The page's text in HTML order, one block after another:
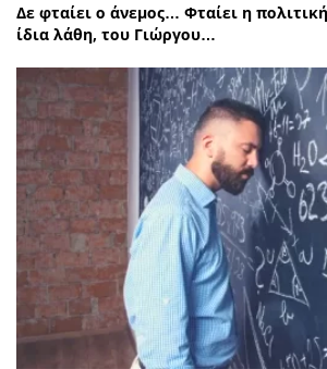
Δε φταίει ο άνεμος… Φταίει η
ίδια λάθη, του Γιώργου…